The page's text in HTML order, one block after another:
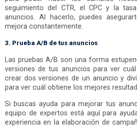
seguimiento del CTR, el CPC y la
anuncios. Al hacerlo, puedes
mejora constantemente.
3. Prueba A/B de tus anuncios
Las pruebas A/B son una forma
versiones de tus anuncios para ver
crear dos versiones de un anuncio y
para ver cuál obtiene los mejores
Si buscas ayuda para mejorar tus
equipo de expertos está aquí para
experiencia en la elaboración de